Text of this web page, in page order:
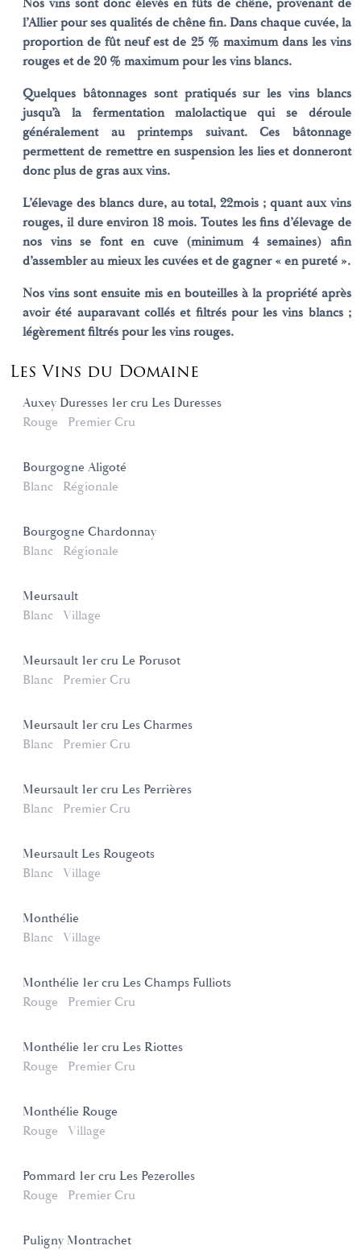
Nos vins sont donc élevés en fûts de chêne, provenant de
l’Allier pour ses qualités de chêne fin. Dans chaque cuvée, la
proportion de fût neuf est de 25 % maximum dans les vins
rouges et de 20 % maximum pour les vins blancs.
Quelques bâtonnages sont pratiqués sur les vins blancs
jusqu’à la fermentation malolactique qui se déroule
généralement au printemps suivant. Ces bâtonnage
permettent de remettre en suspension les lies et donneront
donc plus de gras aux vins.
L’élevage des blancs dure, au total, 22mois ; quant aux vins
rouges, il dure environ 18 mois. Toutes les fins d’élevage de
nos vins se font en cuve (minimum 4 semaines) afin
d’assembler au mieux les cuvées et de gagner « en pureté ».
Nos vins sont ensuite mis en bouteilles à la propriété après
avoir été auparavant collés et filtrés pour les vins blancs ;
légèrement filtrés pour les vins rouges.
Les Vins du Domaine
Auxey Duresses 1er cru Les Duresses
Rouge
Premier Cru
Bourgogne Aligoté
Blanc
Régionale
Bourgogne Chardonnay
Blanc
Régionale
Meursault
Blanc
Village
Meursault 1er cru Le Porusot
Blanc
Premier Cru
Meursault 1er cru Les Charmes
Blanc
Premier Cru
Meursault 1er cru Les Perrières
Blanc
Premier Cru
Meursault Les Rougeots
Blanc
Village
Monthélie
Blanc
Village
Monthélie 1er cru Les Champs Fulliots
Rouge
Premier Cru
Monthélie 1er cru Les Riottes
Rouge
Premier Cru
Monthélie Rouge
Rouge
Village
Pommard 1er cru Les Pezerolles
Rouge
Premier Cru
Puligny Montrachet